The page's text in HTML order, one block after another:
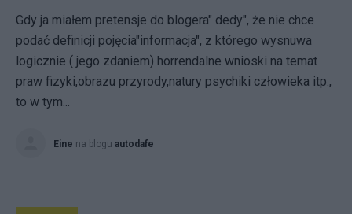
Gdy ja miałem pretensje do blogera" dedy", że nie chce
podać definicji pojęcia"informacja", z którego wysnuwa
logicznie ( jego zdaniem) horrendalne wnioski na temat
praw fizyki,obrazu przyrody,natury psychiki człowieka itp.,
to w tym...
Eine na blogu autodafe